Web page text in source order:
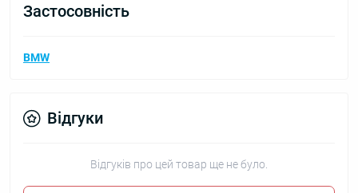
Застосовність
BMW
Відгуки
Відгуків про цей товар ще не було.